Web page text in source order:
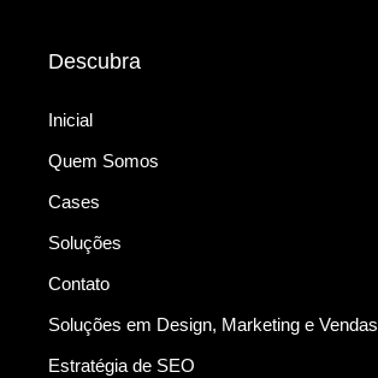
Descubra
Inicial
Quem Somos
Cases
Soluções
Contato
Soluções em Design, Marketing e Vendas
Estratégia de SEO